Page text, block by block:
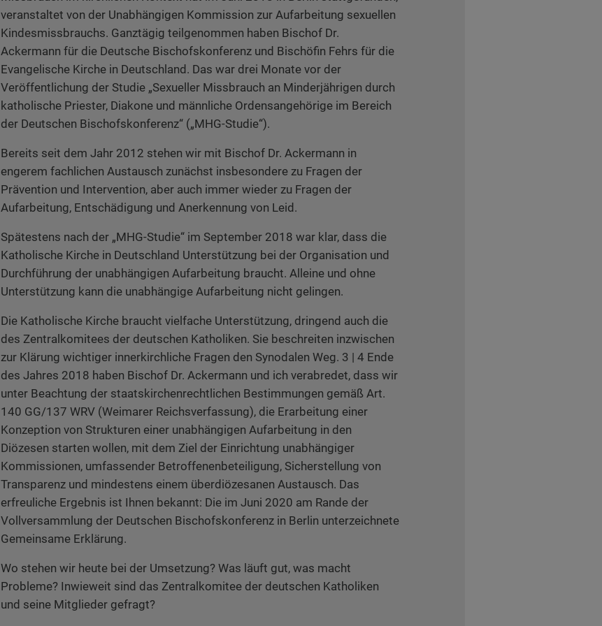
veranstaltet von der Unabhängigen Kommission zur Aufarbeitung sexuellen
Kindesmissbrauchs. Ganztägig teilgenommen haben Bischof Dr.
Ackermann für die Deutsche Bischofskonferenz und Bischöfin Fehrs für die
Evangelische Kirche in Deutschland. Das war drei Monate vor der
Veröffentlichung der Studie „Sexueller Missbrauch an Minderjährigen durch
katholische Priester, Diakone und männliche Ordensangehörige im Bereich
der Deutschen Bischofskonferenz“ („MHG-Studie“).
Bereits seit dem Jahr 2012 stehen wir mit Bischof Dr. Ackermann in
engerem fachlichen Austausch zunächst insbesondere zu Fragen der
Prävention und Intervention, aber auch immer wieder zu Fragen der
Aufarbeitung, Entschädigung und Anerkennung von Leid.
Spätestens nach der „MHG-Studie“ im September 2018 war klar, dass die
Katholische Kirche in Deutschland Unterstützung bei der Organisation und
Durchführung der unabhängigen Aufarbeitung braucht. Alleine und ohne
Unterstützung kann die unabhängige Aufarbeitung nicht gelingen.
Die Katholische Kirche braucht vielfache Unterstützung, dringend auch die
des Zentralkomitees der deutschen Katholiken. Sie beschreiten inzwischen
zur Klärung wichtiger innerkirchliche Fragen den Synodalen Weg. 3 | 4 Ende
des Jahres 2018 haben Bischof Dr. Ackermann und ich verabredet, dass wir
unter Beachtung der staatskirchenrechtlichen Bestimmungen gemäß Art.
140 GG/137 WRV (Weimarer Reichsverfassung), die Erarbeitung einer
Konzeption von Strukturen einer unabhängigen Aufarbeitung in den
Diözesen starten wollen, mit dem Ziel der Einrichtung unabhängiger
Kommissionen, umfassender Betroffenenbeteiligung, Sicherstellung von
Transparenz und mindestens einem überdiözesanen Austausch. Das
erfreuliche Ergebnis ist Ihnen bekannt: Die im Juni 2020 am Rande der
Vollversammlung der Deutschen Bischofskonferenz in Berlin unterzeichnete
Gemeinsame Erklärung.
Wo stehen wir heute bei der Umsetzung? Was läuft gut, was macht
Probleme? Inwieweit sind das Zentralkomitee der deutschen Katholiken
und seine Mitglieder gefragt?